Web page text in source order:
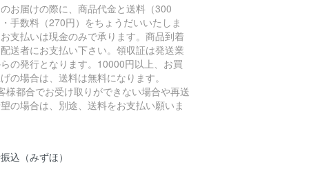
お届けの際に、商品代金と送料（300
手数料（270円）をちょうだいいたしま
支払いは現金のみで承ります。商品到着
送者にお支払い下さい。領収証は発送業
の発行となります。10000円以上、お買
の場合は、送料は無料になります。
様都合でお受け取りができない場合や再送
の場合は、別途、送料をお支払い願いま
込（みずほ）